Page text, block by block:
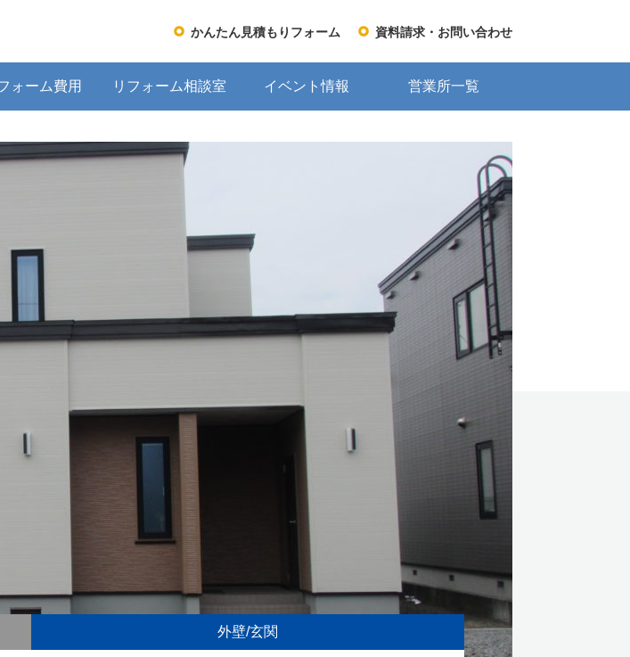
かんたん見積もりフォーム 資料請求・お問い合わせ
ォーム費用 リフォーム相談室 イベント情報 営業所一覧
外壁 玄関